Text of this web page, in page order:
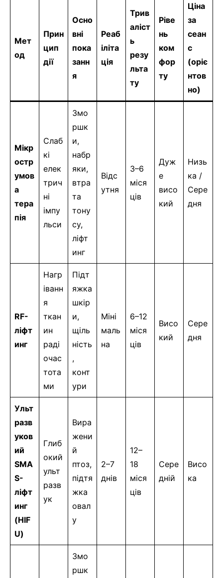
Мет
од
Прин
цип
дії
Осно
вні
пока
занн
я
Реаб
іліта
ція
Трив
аліст
ь
резу
льта
ту
Ріве
нь
ком
фор
ту
Ціна
за
сеан
с
(оріє
нтов
но)
Мікр
остр
умов
а
тера
пія
Слаб
кі
елек
трич
ні
імпу
льси
Змо
ршк
и,
набр
яки,
втра
та
тону
су,
ліфт
инг
Відс
утня
3–6
міся
ців
Дуж
е
висо
кий
Низь
ка /
Сере
дня
RF-
ліфт
инг
Нагр
іванн
я
ткан
ин
раді
очас
тота
ми
Підт
яжка
шкір
и,
щіль
ність
,
конт
ури
Міні
маль
на
6–12
міся
ців
Висо
кий
Сере
дня
Ульт
разв
уков
ий
SMA
S-
ліфт
инг
(HIF
U)
Глиб
окий
ульт
разв
ук
Вира
жени
й
птоз,
підтя
жка
овал
у
2–7
днів
12–
18
міся
ців
Сере
дній
Висо
ка
Змо
ршк